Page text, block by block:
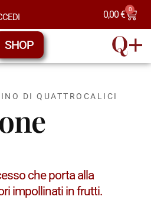
0,00€ 0
SHOP
DI QUATTROCALICI
che porta alla
impollinati in frutti.